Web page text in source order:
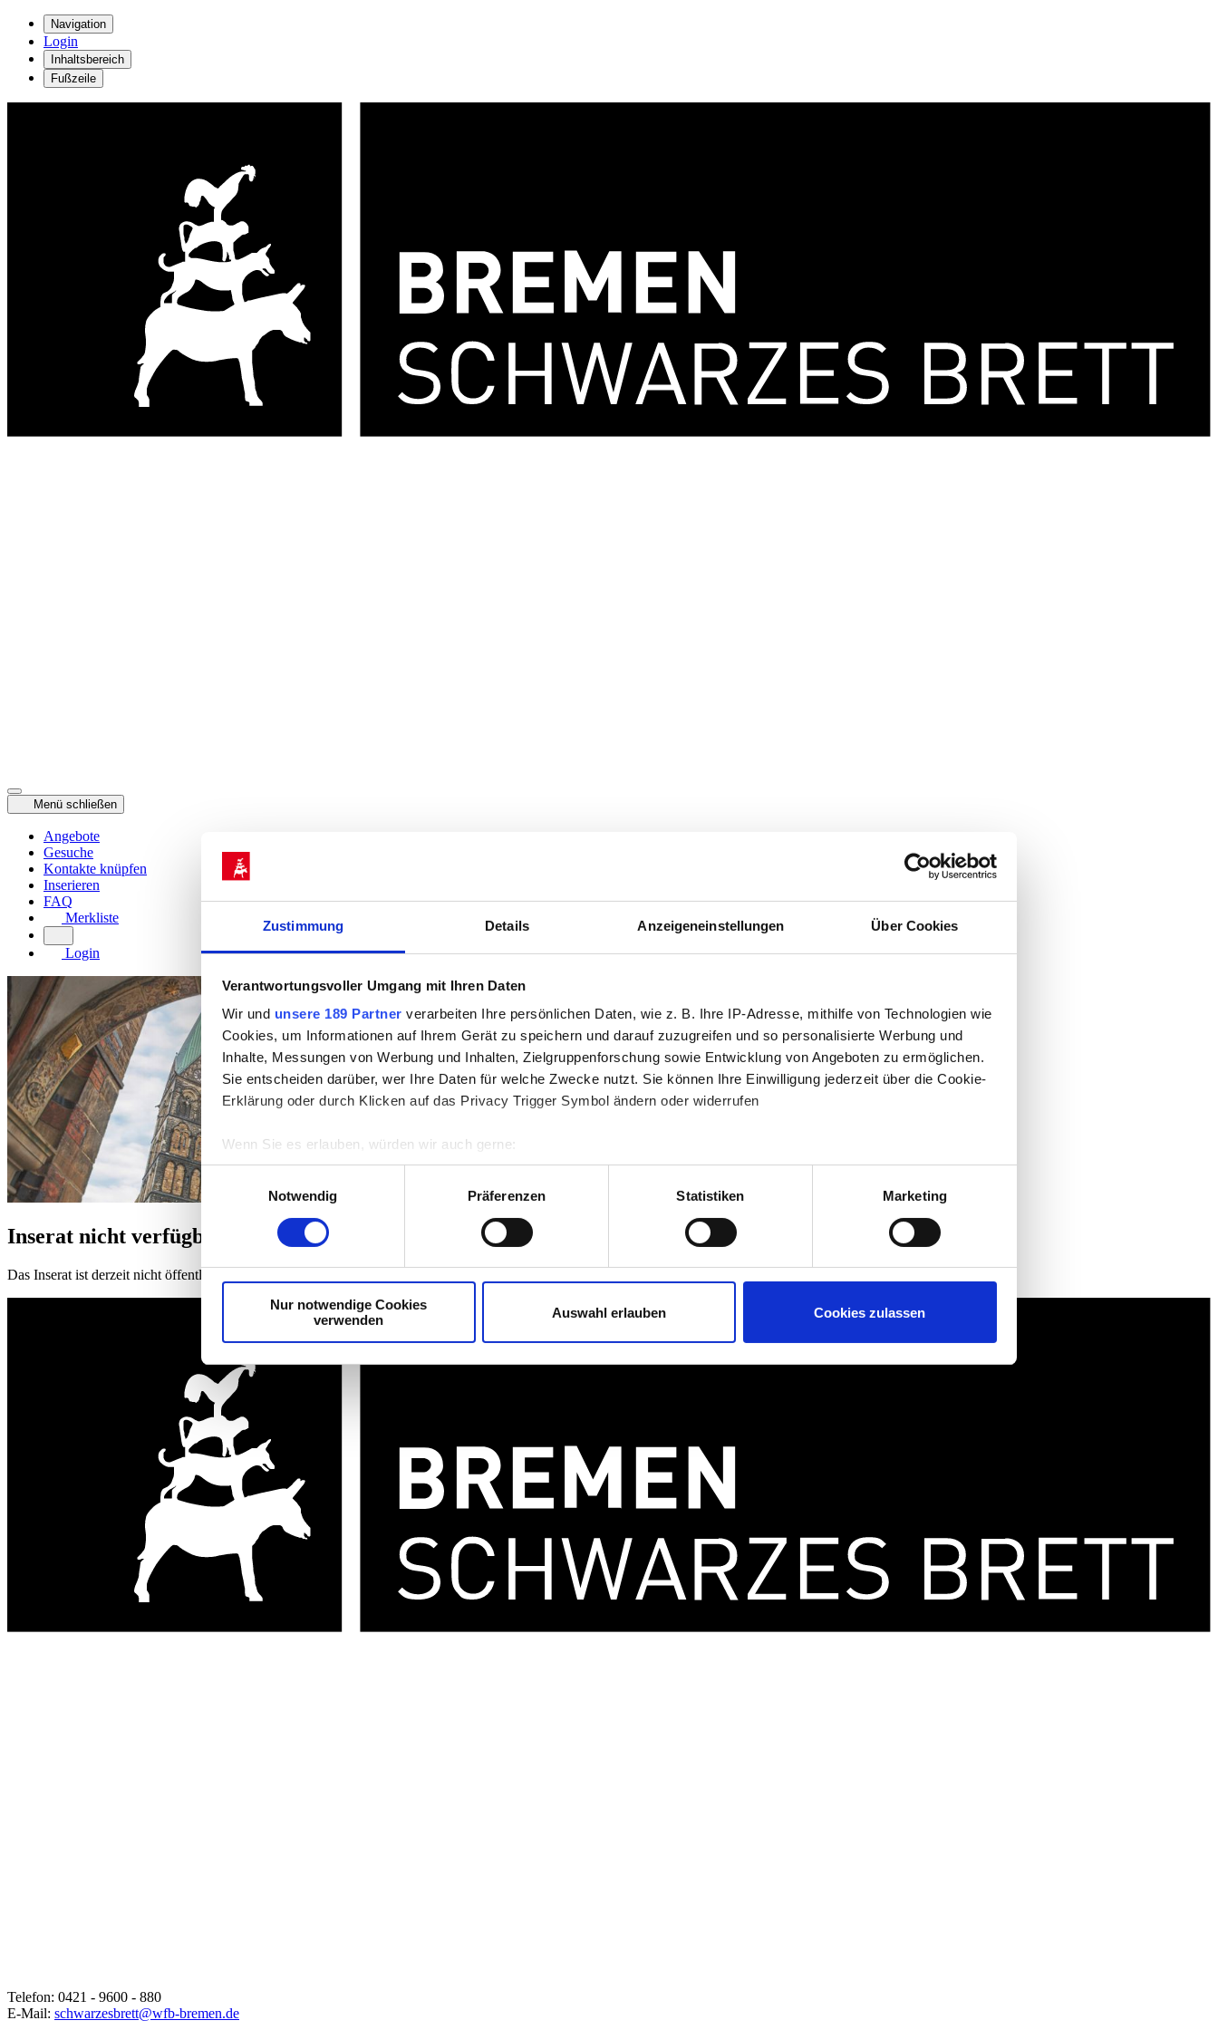
Zustimmung Details Anzeigeneinstellungen Über Cookies
Verantwortungsvoller Umgang mit Ihren Daten
Wir und unsere 189 Partner verarbeiten Ihre persönlichen Daten, wie z. B. Ihre IP-Adresse, mithilfe von Technologien wie
Cookies, um Informationen auf Ihrem Gerät zu speichern und darauf zuzugreifen und so personalisierte Werbung und
Inhalte, Messungen von Werbung und Inhalten, Zielgruppenforschung sowie Entwicklung von Angeboten zu ermöglichen.
Sie entscheiden darüber, wer Ihre Daten für welche Zwecke nutzt. Sie können Ihre Einwilligung jederzeit über die Cookie-
Erklärung oder durch Klicken auf das Privacy Trigger Symbol ändern oder widerrufen
Wenn Sie es erlauben, würden wir auch gerne:
Informationen über Ihre geografische Lage erfassen, welche bis auf einige Meter genau sein können
Ihr Gerät durch aktives Scannen nach bestimmten Merkmalen (Fingerprinting) identifizieren
Erfahren Sie mehr darüber, wie Ihre persönlichen Daten verarbeitet werden, und legen Sie Ihre Präferenzen imAbschnitt
Einzelheitenfest.
Einwilligungsauswahl
Notwendig
Präferenzen Statistiken Marketing
Nur notwendige Cookies
verwenden
Auswahl erlauben Cookies zulassen
Navigation
Login
Inhaltsbereich
Fußzeile
Menü schließen
Angebote
Gesuche
Kontakte knüpfen
Inserieren
FAQ
Merkliste
Login
Inserat nicht verfügbar
Das Inserat ist derzeit nicht öffentlich zugänglich.
Telefon: 0421 - 9600 - 880
E-Mail: schwarzesbrett@wfb-bremen.de